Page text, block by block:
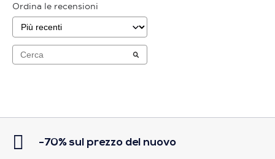
Ordina le recensioni
-70% sul prezzo del nuovo